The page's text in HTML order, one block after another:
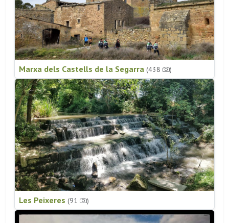
Marxa dels Castells de la Segarra (438 )
Les Peixeres (91 )